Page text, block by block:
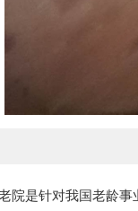
是针对我国老龄事